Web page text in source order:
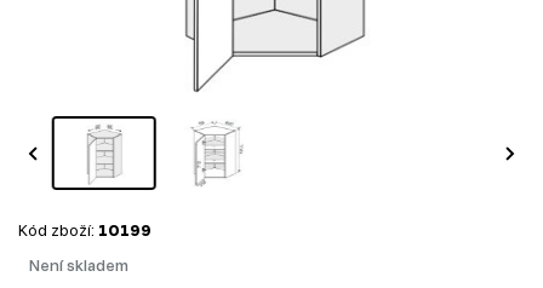
Není skladem
Kód zboží: 10199